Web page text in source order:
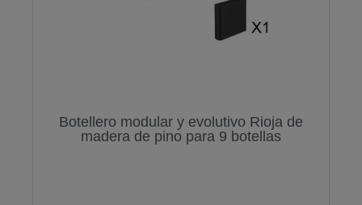
Botellero modular y evolutivo Rioja de
madera de pino para 9 botellas